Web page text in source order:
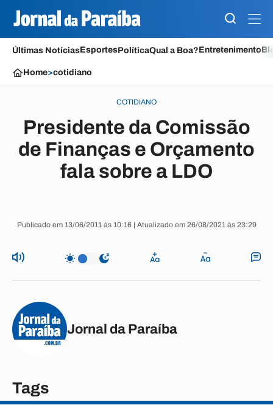
Últimas NotíciasEsportesPolíticaQual a Boa?Entretenimento
Home>cotidiano
COTIDIANO
Presidente da Comissão
de Finanças e Orçamento
fala sobre a LDO
Publicado em 13/06/2011 às 10:16 | Atualizado em 26/08/2021 às 23:29
Jornal da Paraíba
Tags